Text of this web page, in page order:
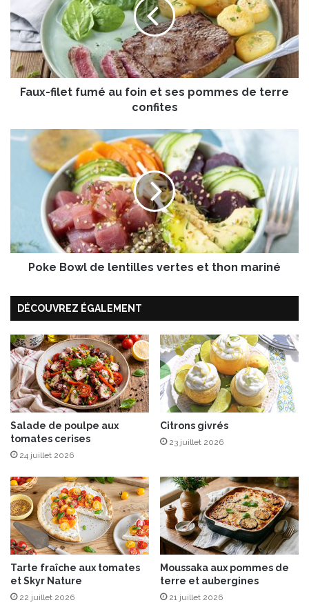
-
f
i
l
e
m
e
e
p
o
m
m
e
s
d
e
t
e
r
e
c
o
n
f
t
e
Faux-filet fumé au foin et ses pommes de terre
confites
P
d
e
t
i
l
l
e
s
v
e
r
t
s
e
t
t
h
o
n
m
a
Poke Bowl de lentilles vertes et thon mariné
DÉCOUVREZ ÉGALEMENT
Salade de poulpe aux
tomates cerises
24 juillet 2026
Citrons givrés
23 juillet 2026
Tarte fraîche aux tomates
et Skyr Nature
22 juillet 2026
Moussaka aux pommes de
terre et aubergines
21 juillet 2026